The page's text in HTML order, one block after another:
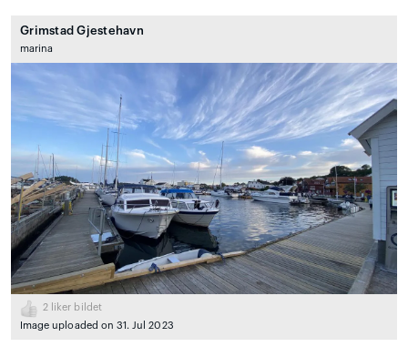
Grimstad Gjestehavn
marina
2 liker bildet
Image uploaded on 31. Jul 2023